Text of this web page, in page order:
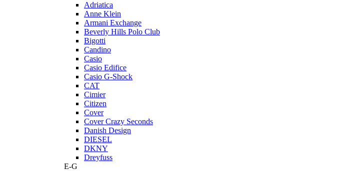
Adriatica
Anne Klein
Armani Exchange
Beverly Hills Polo Club
Bigotti
Candino
Casio
Casio Edifice
Casio G-Shock
CAT
Cimier
Citizen
Cover
Cover Crazy Seconds
Danish Design
DIESEL
DKNY
Dreyfuss
E-G